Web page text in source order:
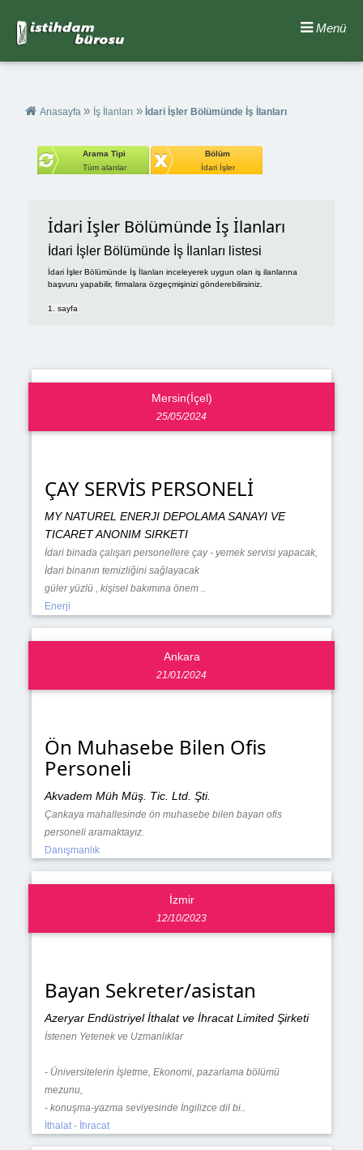
Menü
Anasayfa » İş İlanları » İdari İşler Bölümünde İş İlanları
Arama Tipi
Tüm alanlar
Bölüm
İdari İşler
İdari İşler Bölümünde İş İlanları
İdari İşler Bölümünde İş İlanları listesi
İdari İşler Bölümünde İş İlanları inceleyerek uygun olan iş ilanlarına
başvuru yapabilir, firmalara özgeçmişinizi gönderebilirsiniz.
1. sayfa
Mersin(İçel)
25/05/2024
ÇAY SERVİS PERSONELİ
MY NATUREL ENERJI DEPOLAMA SANAYI VE
TICARET ANONIM SIRKETI
İdari binada çalışan personellere çay - yemek servisi yapacak,
İdari binanın temizliğini sağlayacak
güler yüzlü , kişisel bakımına önem ..
Enerji
Ankara
21/01/2024
Ön Muhasebe Bilen Ofis
Personeli
Akvadem Müh Müş. Tic. Ltd. Şti.
Çankaya mahallesinde ön muhasebe bilen bayan ofis
personeli aramaktayız.
Danışmanlık
İzmir
12/10/2023
Bayan Sekreter/asistan
Azeryar Endüstriyel İthalat ve İhracat Limited Şirketi
İstenen Yetenek ve Uzmanlıklar
- Üniversitelerin İşletme, Ekonomi, pazarlama bölümü
mezunu,
- konuşma-yazma seviyesinde İngilizce dil bi..
İthalat - İhracat